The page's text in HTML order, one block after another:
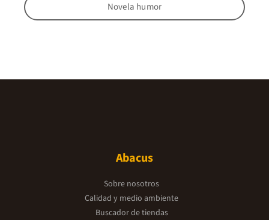
Novela humor
Abacus
Sobre nosotros
Calidad y medio ambiente
Buscador de tiendas